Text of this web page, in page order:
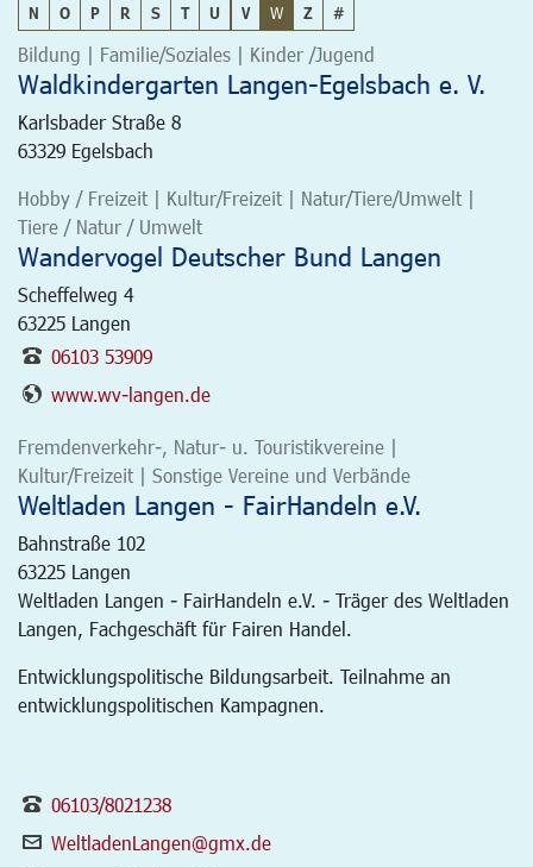
N
O P R S T U V W Z #
Bildung | Familie/Soziales | Kinder /Jugend
Waldkindergarten Langen-Egelsbach e. V.
Karlsbader Straße 8
63329 Egelsbach
Hobby / Freizeit | Kultur/Freizeit | Natur/Tiere/Umwelt |
Tiere / Natur / Umwelt
Wandervogel Deutscher Bund Langen
Scheffelweg 4
63225 Langen
06103 53909
www.wv-langen.de
Fremdenverkehr-, Natur- u. Touristikvereine |
Kultur/Freizeit | Sonstige Vereine und Verbände
Weltladen Langen - FairHandeln e.V.
Bahnstraße 102
63225 Langen
Weltladen Langen - FairHandeln e.V. - Träger des Weltladen
Langen, Fachgeschäft für Fairen Handel.
Entwicklungspolitische Bildungsarbeit. Teilnahme an
entwicklungspolitischen Kampagnen.
06103/8021238
WeltladenLangen@gmx.de